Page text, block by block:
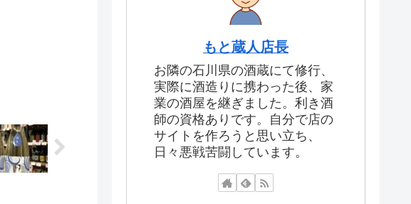
もと蔵人店長
お隣の石川県の酒蔵にて修行、
実際に酒造りに携わった後、家
業の酒屋を継ぎました。利き酒
師の資格ありです。自分で店の
サイトを作ろうと思い立ち、
日々悪戦苦闘しています。